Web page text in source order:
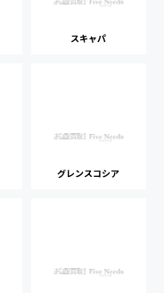
スキャパ
グレンスコシア